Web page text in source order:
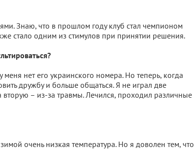
Знаю, что в прошлом году клуб стал чемпионом
стало одним из стимулов при принятии решения.
нет его украинского номера. Но теперь, когда
дружбу и больше общаться. Я не играл две
– из-за травмы. Лечился, проходил различные
очень низкая температура. Но я доволен тем, что